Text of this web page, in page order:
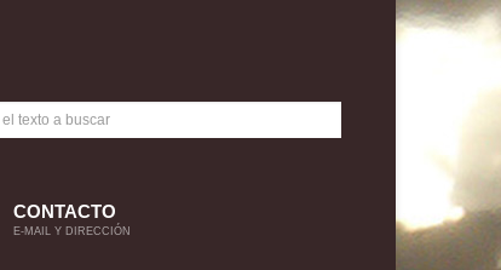
CONTACTO
E-MAIL Y DIRECCIÓN